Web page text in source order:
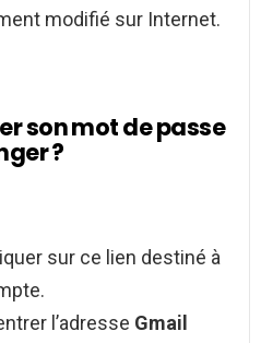
modifié sur Internet.
son mot de passe
?
sur ce lien destiné à
l’adresse Gmail